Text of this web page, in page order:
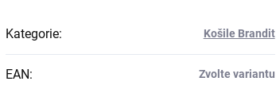
Kategorie: Košile Brandit
EAN: Zvolte variantu